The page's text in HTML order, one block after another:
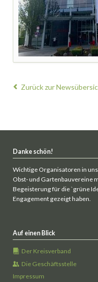
Zurück zur
Danke schön!
Wichtige Organisatoren in
Obst- und Gartenbauvereine
Begeisterung für die `grüne
Engagement gezeigt haben.
Auf einen Blick
Der Kreisverband
Die Geschäftsstelle
Impressum